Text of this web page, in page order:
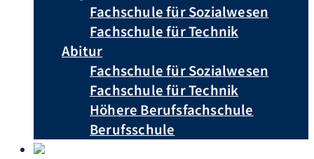
Fachschule für Sozialwesen
Fachschule für Technik
Abitur
Fachschule für Sozialwesen
Fachschule für Technik
Höhere Berufsfachschule
Berufsschule